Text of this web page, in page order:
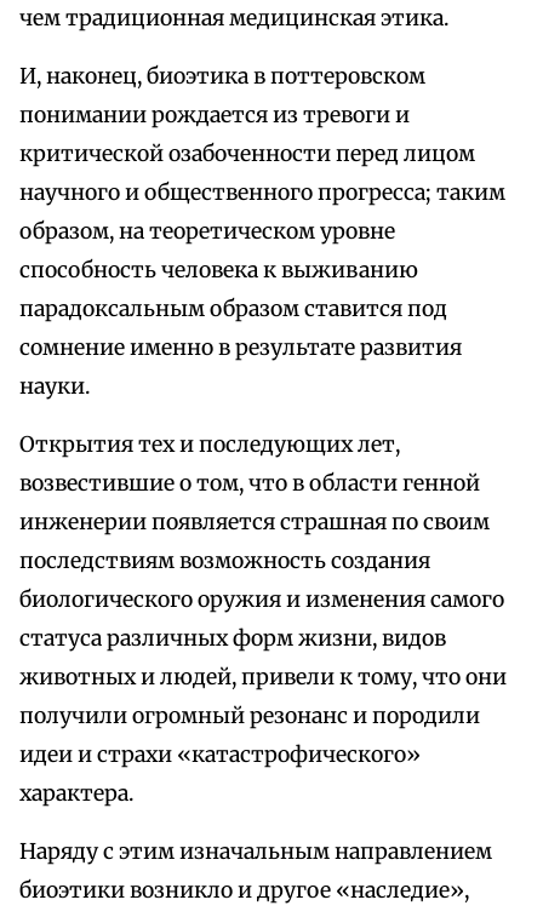
чем традиционная медицинская этика.
И, наконец, биоэтика в поттеровском
понимании рождается из тревоги и
критической озабоченности перед лицом
научного и общественного прогресса; таким
образом, на теоретическом уровне
способность человека к выживанию
парадоксальным образом ставится под
сомнение именно в результате развития
науки.
Открытия тех и последующих лет,
возвестившие о том, что в области генной
инженерии появляется страшная по своим
последствиям возможность создания
биологического оружия и изменения самого
статуса различных форм жизни, видов
животных и людей, привели к тому, что они
получили огромный резонанс и породили
идеи и страхи «катастрофического»
характера.
Наряду с этим изначальным направлением
биоэтики возникло и другое «наследие»,